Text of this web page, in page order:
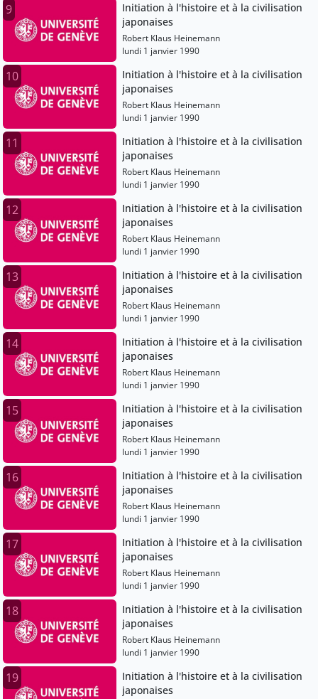
9
Initiation à l'histoire et à la civilisation
japonaises
Robert Klaus Heinemann
lundi 1 janvier 1990
10
Initiation à l'histoire et à la civilisation
japonaises
Robert Klaus Heinemann
lundi 1 janvier 1990
11
Initiation à l'histoire et à la civilisation
japonaises
Robert Klaus Heinemann
lundi 1 janvier 1990
12
Initiation à l'histoire et à la civilisation
japonaises
Robert Klaus Heinemann
lundi 1 janvier 1990
13
Initiation à l'histoire et à la civilisation
japonaises
Robert Klaus Heinemann
lundi 1 janvier 1990
14
Initiation à l'histoire et à la civilisation
japonaises
Robert Klaus Heinemann
lundi 1 janvier 1990
15
Initiation à l'histoire et à la civilisation
japonaises
Robert Klaus Heinemann
lundi 1 janvier 1990
16
Initiation à l'histoire et à la civilisation
japonaises
Robert Klaus Heinemann
lundi 1 janvier 1990
17
Initiation à l'histoire et à la civilisation
japonaises
Robert Klaus Heinemann
lundi 1 janvier 1990
18
Initiation à l'histoire et à la civilisation
japonaises
Robert Klaus Heinemann
lundi 1 janvier 1990
19
Initiation à l'histoire et à la civilisation
japonaises